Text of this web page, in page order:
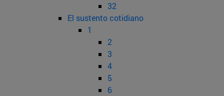
32
El sustento cotidiano
1
2
3
4
5
6